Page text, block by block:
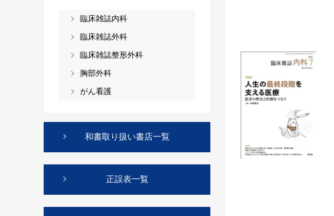
臨床雑誌内科
臨床雑誌外科
臨床雑誌整形外科
胸部外科
がん看護
和書取り扱い書店一覧
正誤表一覧